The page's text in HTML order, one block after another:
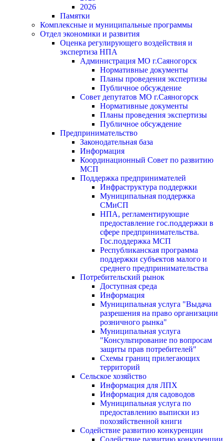
2026
Памятки
Комплексные и муниципальные программы
Отдел экономики и развития
Оценка регулирующего воздействия и
экспертиза НПА
Администрация МО г.Саяногорск
Нормативные документы
Планы проведения экспертизы
Публичное обсуждение
Совет депутатов МО г.Саяногорск
Нормативные документы
Планы проведения экспертизы
Публичное обсуждение
Предпринимательство
Законодательная база
Информация
Координационный Совет по развитию
МСП
Поддержка предпринимателей
Инфраструктура поддержки
Муниципальная поддержка
СМиСП
НПА, регламентирующие
предоставление гос.поддержки в
сфере предпринимательства.
Гос.поддержка МСП
Республиканская программа
поддержки субъектов малого и
среднего предпринимательства
Потребительский рынок
Доступная среда
Информация
Муниципальная услуга "Выдача
разрешения на право организации
розничного рынка"
Муниципальная услуга
"Консультирование по вопросам
защиты прав потребителей"
Схемы границ прилегающих
территорий
Сельское хозяйство
Информация для ЛПХ
Информация для садоводов
Муниципальная услуга по
предоставлению выписки из
похозяйственной книги
Содействие развитию конкуренции